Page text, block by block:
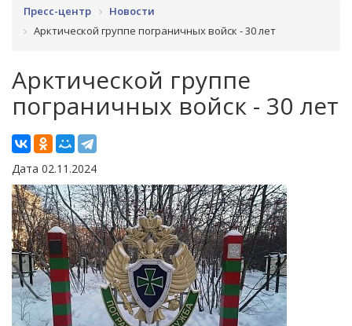
Пресс-центр
Новости
Арктической группе пограничных войск - 30 лет
Арктической группе
пограничных войск - 30 лет
Дата 02.11.2024